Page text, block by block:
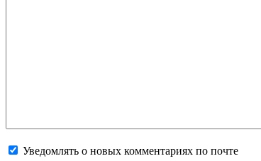
Уведомлять о новых комментариях по почте